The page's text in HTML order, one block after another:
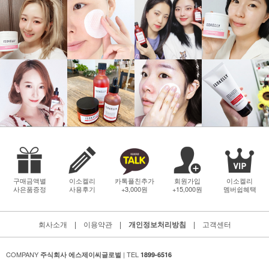
구매금액별
사은품증정
이소켈리
사용후기
카톡플친추가
+3,000원
회원가입
+15,000원
이소켈리
멤버쉽혜택
회사소개 | 이용약관| 개인정보처리방침 | 고객센터
COMPANY 주식회사 에스제이씨글로벌 | TEL 1899-6516